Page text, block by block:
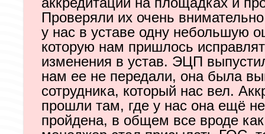
Проверяли их очень
у нас в уставе одну небольшую
которую нам пришлось
изменения в устав. ЭЦП
нам ее не передали, она была
сотрудника, который нас вел.
прошли там, где у нас она ещё
пройдена, в общем все вроде